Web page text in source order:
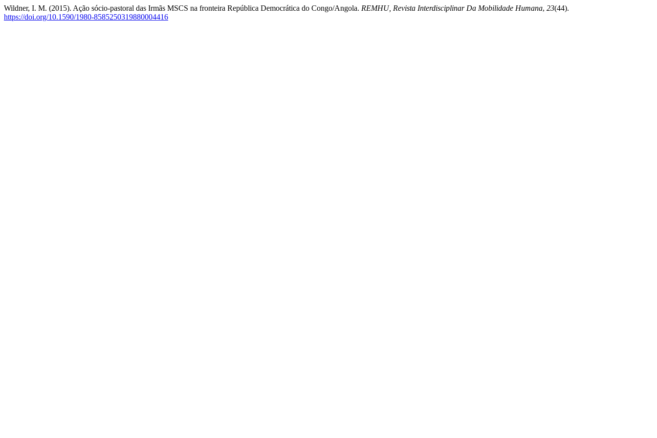
Wildner, I. M. (2015). Ação sócio-pastoral das Irmãs MSCS na fronteira República Democrática do Congo/Angola. REMHU, Revista Interdisciplinar Da Mobilidade Humana, 23(44).
https://doi.org/10.1590/1980-8585250319880004416